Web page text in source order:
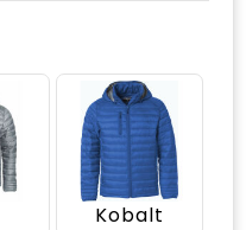
Kobalt